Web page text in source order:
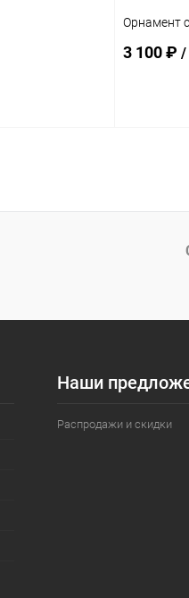
Орнамент
3 100 ₽ /
Наши
Распродажи и скидки